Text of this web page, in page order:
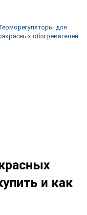
и как
для
обогревателей